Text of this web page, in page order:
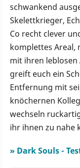
schwankend
Skelettkrieger,
Co recht clever
komplettes Areal,
mit ihren
greift euch ein
Entfernung mit
knöchernen
wechseln
ihr ihnen zu nahe
» Dark Souls -